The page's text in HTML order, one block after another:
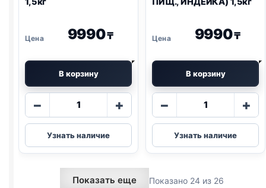
9990₸
В корзину
−
Количество
Pro
Plan
сух.
(КОТЯТА)
1,5кг
+
Узнать наличие
9990₸
В корзину
−
Количество
Pro
Plan
сух.
ПИЩ.,
+
Узнать наличие
Показать еще Показано 24 из 26